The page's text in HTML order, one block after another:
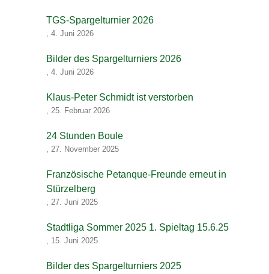
TGS-Spargelturnier 2026
, 4. Juni 2026
Bilder des Spargelturniers 2026
, 4. Juni 2026
Klaus-Peter Schmidt ist verstorben
, 25. Februar 2026
24 Stunden Boule
, 27. November 2025
Französische Petanque-Freunde erneut in
Stürzelberg
, 27. Juni 2025
Stadtliga Sommer 2025 1. Spieltag 15.6.25
, 15. Juni 2025
Bilder des Spargelturniers 2025